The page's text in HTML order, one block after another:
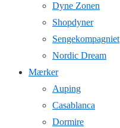
Dyne Zonen
Shopdyner
Sengekompagniet
Nordic Dream
Mærker
Auping
Casablanca
Dormire